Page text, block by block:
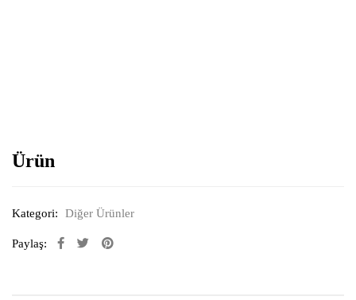
Ürün
Kategori: Diğer Ürünler
Paylaş: